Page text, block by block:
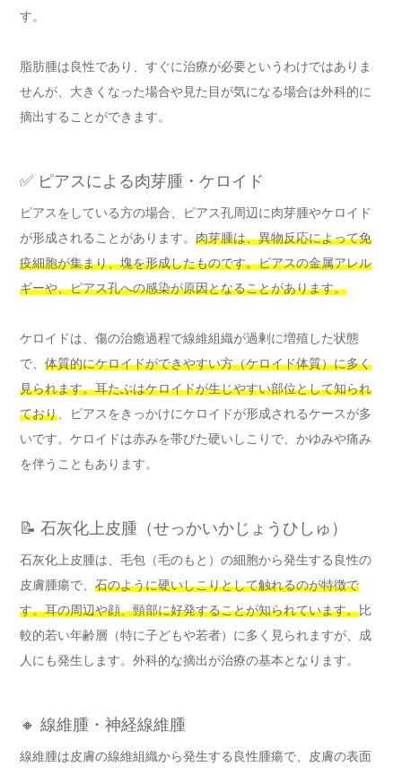
す。
脂肪腫は良性であり、すぐに治療が必要というわけではありま
せんが、大きくなった場合や見た目が気になる場合は外科的に
摘出することができます。
✅ ピアスによる肉芽腫・ケロイド
ピアスをしている方の場合、ピアス孔周辺に肉芽腫やケロイド
が形成されることがあります。 肉芽腫は、異物反応によって免
疫細胞が集まり、塊を形成したものです。ピアスの金属アレル
ギーや、ピアス孔への感染が原因となることがあります。
ケロイドは、傷の治癒過程で線維組織が過剰に増殖した状態
で、 体質的にケロイドができやすい方（ケロイド体質）に多く
見られます。耳たぶはケロイドが生じやすい部位として知られ
ており、ピアスをきっかけにケロイドが形成されるケースが多
いです。ケロイドは赤みを帯びた硬いしこりで、かゆみや痛み
を伴うこともあります。
📝 石灰化上皮腫（せっかいかじょうひしゅ）
石灰化上皮腫は、毛包（毛のもと）の細胞から発生する良性の
皮膚腫瘍で、 石のように硬いしこりとして触れるのが特徴で
す。耳の周辺や顔、頸部に好発することが知られています。比
較的若い年齢層（特に子どもや若者）に多く見られますが、成
人にも発生します。外科的な摘出が治療の基本となります。
🔸 線維腫・神経線維腫
線維腫は皮膚の線維組織から発生する良性腫瘍で、皮膚の表面